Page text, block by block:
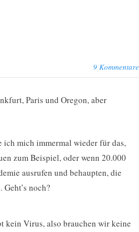
9 Kommentare
Paris und Oregon, aber
mich immermal wieder für das,
zum Beispiel, oder wenn 20.000
ausrufen und behaupten, die
noch?
kein Virus, also brauchen wir keine